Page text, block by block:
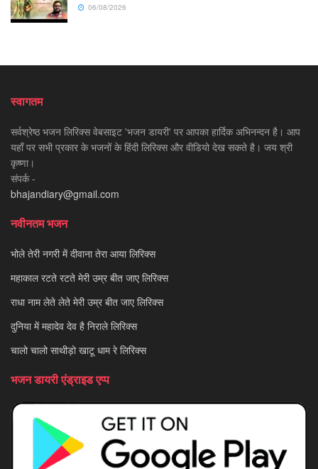
06/08/2026
स्वागतम
सर्वश्रेष्ठ भजन लिरिक्स वेबसाइट 'भजन डायरी' पर आपका हार्दिक अभिनन्दन है। आप
यहाँ पर सभी प्रकार के भजनों के हिंदी लिरिक्स और वीडियो देख सकते है। जय श्री
कृष्णा।
संपर्क -
bhajandiary@gmail.com
नवीनतम भजन
भोले तेरी नगरी में दीवाना तेरा आया लिरिक्स
महाकाल रटते रटते मेरी उम्र बीत जाए लिरिक्स
राधा नाम लेते लेते मेरी उम्र बीत जाए लिरिक्स
दुनिया में महादेव देव है निराले लिरिक्स
चालो चालो साथीड़ो खाटू धाम रे लिरिक्स
भजन डायरी एंड्राइड एप्प